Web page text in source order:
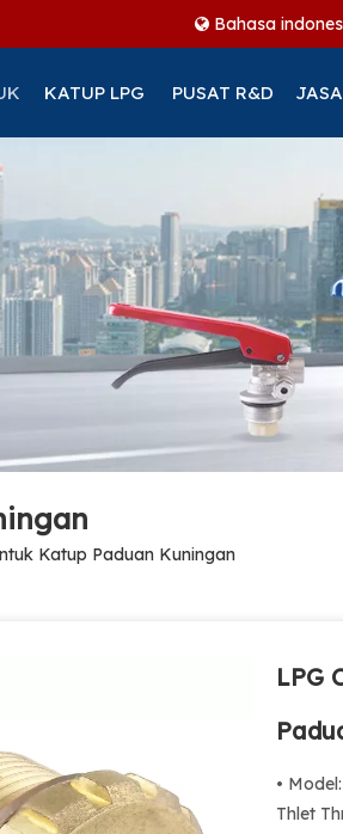
Bahasa
KATUP LPG PUSAT R&D JASA
Katup Paduan Kuningan
LPG
•
Thlet